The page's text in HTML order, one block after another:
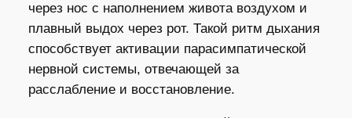
через нос с наполнением живота воздухом и
плавный выдох через рот. Такой ритм дыхания
способствует активации парасимпатической
нервной системы, отвечающей за
расслабление и восстановление.